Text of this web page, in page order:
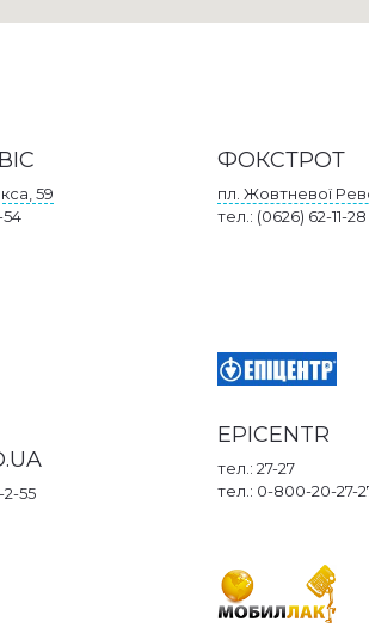
59
54
ФОКСТРОТ
пл. Жовтневої
тел.: (0626) 62-11-28
55
EPICENTR
тел.: 27-27
тел.: 0-800-20-27-